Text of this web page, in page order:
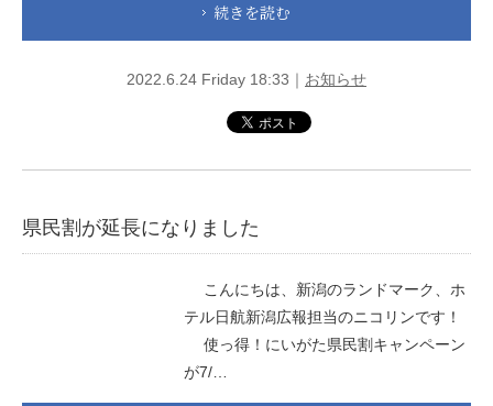
続きを読む
2022.6.24 Friday 18:33｜ お知らせ
県民割が延長になりました
こんにちは、新潟のランドマーク、ホ
テル日航新潟広報担当のニコリンです！
使っ得！にいがた県民割キャンペーン
が7/…